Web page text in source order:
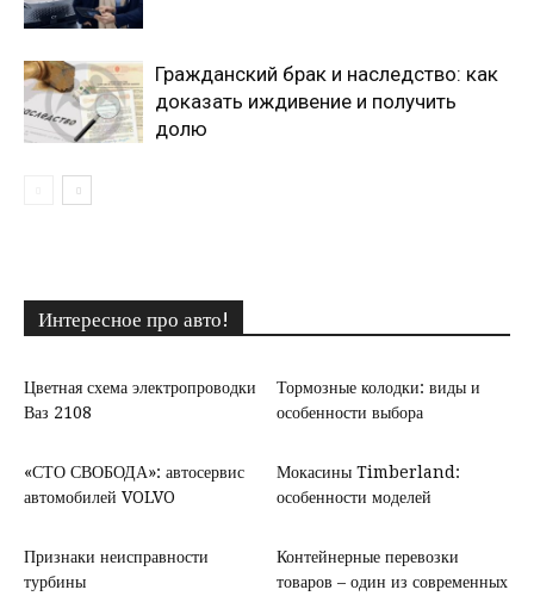
Гражданский брак и наследство: как
доказать иждивение и получить
долю
Интересное про авто!
Цветная схема электропроводки
Ваз 2108
Тормозные колодки: виды и
особенности выбора
«СТО СВОБОДА»: автосервис
автомобилей VOLVO
Мокасины Timberland:
особенности моделей
Признаки неисправности
турбины
Контейнерные перевозки
товаров – один из современных